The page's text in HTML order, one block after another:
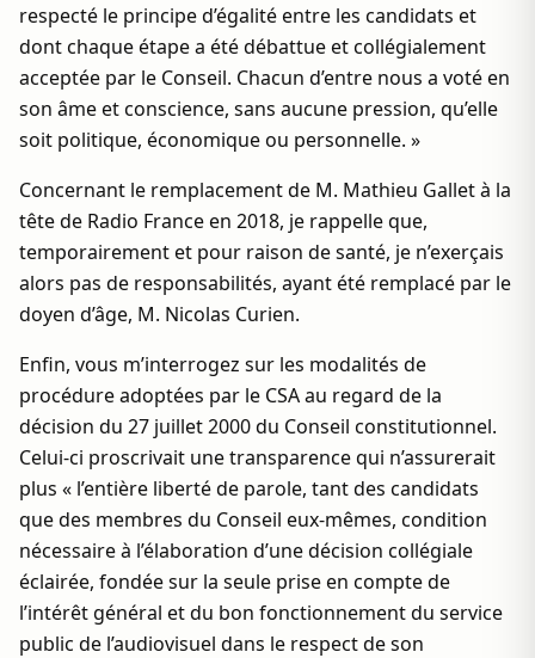
respecté le principe d’égalité entre les candidats et
dont chaque étape a été débattue et collégialement
acceptée par le Conseil. Chacun d’entre nous a voté en
son âme et conscience, sans aucune pression, qu’elle
soit politique, économique ou personnelle. »
Concernant le remplacement de M. Mathieu Gallet à la
tête de Radio France en 2018, je rappelle que,
temporairement et pour raison de santé, je n’exerçais
alors pas de responsabilités, ayant été remplacé par le
doyen d’âge, M. Nicolas Curien.
Enfin, vous m’interrogez sur les modalités de
procédure adoptées par le CSA au regard de la
décision du 27 juillet 2000 du Conseil constitutionnel.
Celui-ci proscrivait une transparence qui n’assurerait
plus « l’entière liberté de parole, tant des candidats
que des membres du Conseil eux-mêmes, condition
nécessaire à l’élaboration d’une décision collégiale
éclairée, fondée sur la seule prise en compte de
l’intérêt général et du bon fonctionnement du service
public de l’audiovisuel dans le respect de son